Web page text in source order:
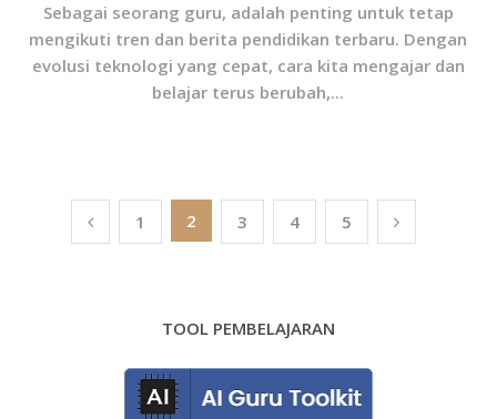
Sebagai seorang guru, adalah penting untuk tetap
mengikuti tren dan berita pendidikan terbaru. Dengan
evolusi teknologi yang cepat, cara kita mengajar dan
belajar terus berubah,...
Paginasi
1 2 3 4 5
TOOL PEMBELAJARAN